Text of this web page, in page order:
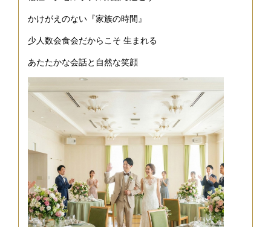
かけがえのない『家族の時間』
少人数会食会だからこそ 生まれる
あたたかな会話と自然な笑顔